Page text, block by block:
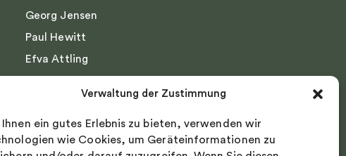
Verwaltung der Zustimmung
Ihnen ein gutes Erlebnis zu bieten, verwenden wir
wie Cookies, um Geräteinformationen zu
Georg Jensen
Paul Hewitt
Efva Attling
Nordic Spectra